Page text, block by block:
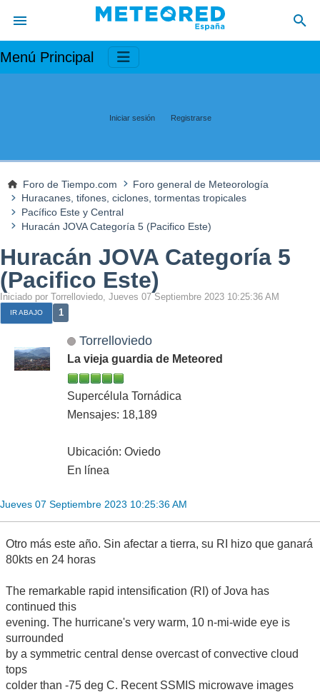
Menú Principal
Iniciar sesión Registrarse
Foro de Tiempo.com
Foro general de Meteorología
Huracanes, tifones, ciclones, tormentas tropicales
Pacífico Este y Central
Huracán JOVA Categoría 5 (Pacifico Este)
Huracán JOVA Categoría 5
(Pacifico Este)
Iniciado por Torrelloviedo, Jueves 07 Septiembre 2023 10:25:36 AM
IR ABAJO 1
Torrelloviedo
La vieja guardia de Meteored
Supercélula Tornádica
Mensajes: 18,189
Ubicación: Oviedo
En línea
Jueves 07 Septiembre 2023 10:25:36 AM
Otro más este año. Sin afectar a tierra, su RI hizo que ganará
80kts en 24 horas
The remarkable rapid intensification (RI) of Jova has
continued this
evening. The hurricane's very warm, 10 n-mi-wide eye is
surrounded
by a symmetric central dense overcast of convective cloud
tops
colder than -75 deg C. Recent SSMIS microwave images